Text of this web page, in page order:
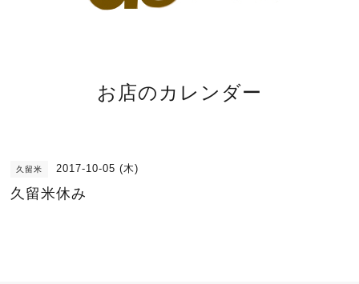
お店のカレンダー
久留米 2017-10-05 (木)
久留米休み